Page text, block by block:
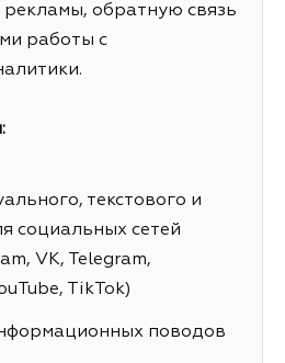
обратную связь
работы с
текстового и
социальных сетей
VK, Telegram,
TikTok)
поводов